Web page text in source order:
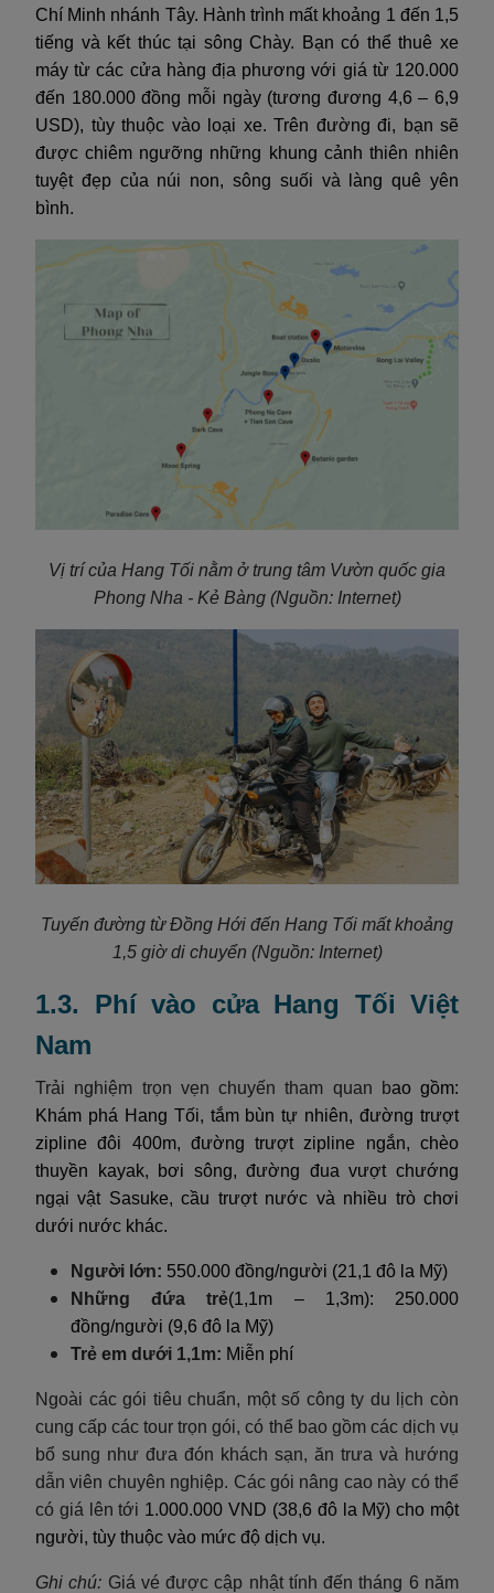
Chí Minh nhánh Tây. Hành trình mất khoảng 1 đến 1,5
tiếng và kết thúc tại sông Chày. Bạn có thể thuê xe
máy từ các cửa hàng địa phương với giá từ 120.000
đến 180.000 đồng mỗi ngày (tương đương 4,6 – 6,9
USD), tùy thuộc vào loại xe. Trên đường đi, bạn sẽ
được chiêm ngưỡng những khung cảnh thiên nhiên
tuyệt đẹp của núi non, sông suối và làng quê yên
bình.
Vị trí của Hang Tối nằm ở trung tâm Vườn quốc gia
Phong Nha - Kẻ Bàng (Nguồn: Internet)
Tuyến đường từ Đồng Hới đến Hang Tối mất khoảng
1,5 giờ di chuyển (Nguồn: Internet)
1.3. Phí vào cửa Hang Tối Việt
Nam
Trải nghiệm trọn vẹn chuyến tham quan bao gồm:
Khám phá Hang Tối, tắm bùn tự nhiên, đường trượt
zipline đôi 400m, đường trượt zipline ngắn, chèo
thuyền kayak, bơi sông, đường đua vượt chướng
ngại vật Sasuke, cầu trượt nước và nhiều trò chơi
dưới nước khác.
Người lớn: 550.000 đồng/người (21,1 đô la Mỹ)
Những đứa trẻ(1,1m – 1,3m): 250.000
đồng/người (9,6 đô la Mỹ)
Trẻ em dưới 1,1m: Miễn phí
Ngoài các gói tiêu chuẩn, một số công ty du lịch còn
cung cấp các tour trọn gói, có thể bao gồm các dịch vụ
bổ sung như đưa đón khách sạn, ăn trưa và hướng
dẫn viên chuyên nghiệp. Các gói nâng cao này có thể
có giá lên tới 1.000.000 VND (38,6 đô la Mỹ) cho một
người, tùy thuộc vào mức độ dịch vụ.
Ghi chú: Giá vé được cập nhật tính đến tháng 6 năm